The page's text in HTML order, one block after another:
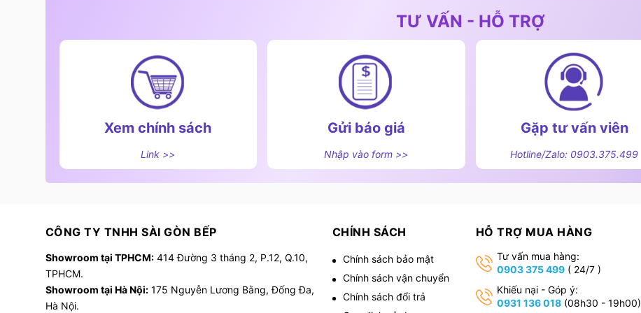
TƯ VẤN - HỖ TRỢ
Xem chính sách
Link >>
Gửi báo giá
Nhập vào form >>
Gặp tư vấn viên
Hotline/Zalo: 0903.375.499
CÔNG TY TNHH SÀI GÒN BẾP
Showroom tại TPHCM:414 Đường 3 tháng 2, P.12, Q.10,
TPHCM.
Showroom tại Hà Nội:175 Nguyễn Lương Bằng, Đống Đa,
Hà Nội.
CHÍNH SÁCH
Chính sách bảo mật
Chính sách vận chuyển
Chính sách đổi trả
HỖ TRỢ MUA HÀNG
Tư vấn mua hàng:
0903 375 499( 24/7 )
Khiếu nại - Góp ý:
0931 136 018(08h30 - 19h00)